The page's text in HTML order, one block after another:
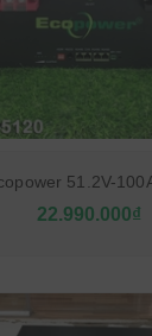
51.2V-
22.990.000₫